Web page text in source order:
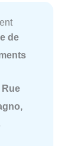
de
Rue